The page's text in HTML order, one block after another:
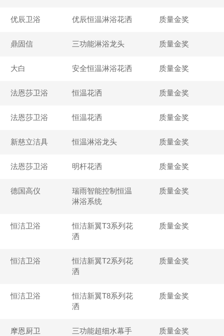
优辰卫浴 优辰恒温淋浴花洒 质量金奖
鼎固信 三功能淋浴龙头 质量金奖
大白 安全恒温淋浴花洒 质量金奖
法恩莎卫浴 恒温花洒 质量金奖
法恩莎卫浴 恒温花洒 质量金奖
新慈立洁具 恒温淋浴龙头 质量金奖
法恩莎卫浴 明杆花洒 质量金奖
德国高仪
瑞雨智能控制恒温
淋浴系统
质量金奖
恒洁卫浴
恒洁新翼T3系列花
洒
质量金奖
恒洁卫浴
恒洁新翼T2系列花
洒
质量金奖
恒洁卫浴
恒洁新翼T8系列花
洒
质量金奖
摩恩厨卫
三功能超细水幕手
质量金奖